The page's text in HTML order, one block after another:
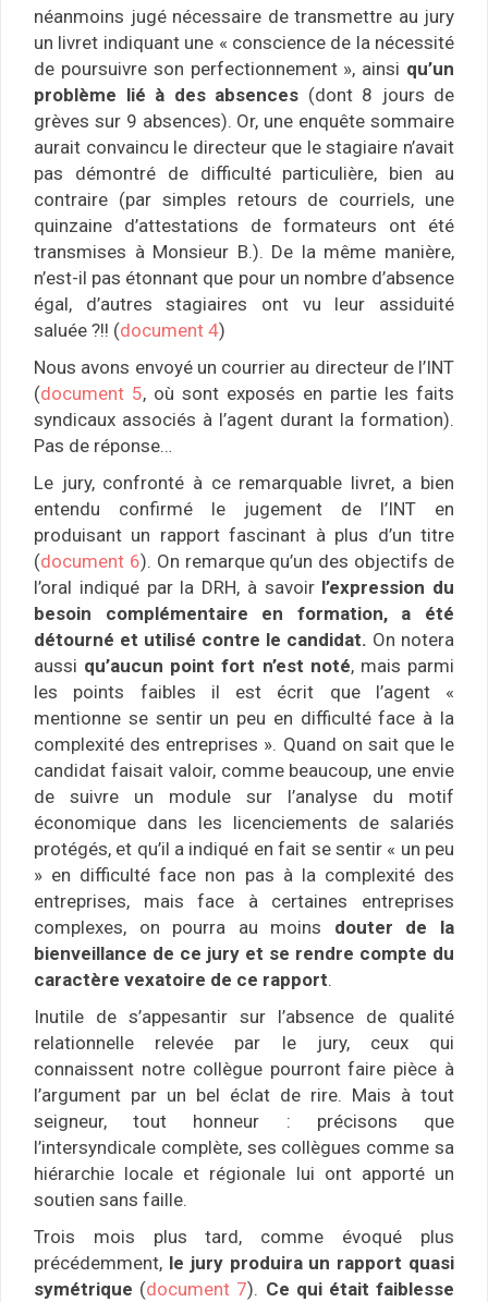
néanmoins jugé nécessaire de transmettre au jury
un livret indiquant une « conscience de la nécessité
de poursuivre son perfectionnement », ainsi qu’un
problème lié à des absences (dont 8 jours de
grèves sur 9 absences). Or, une enquête sommaire
aurait convaincu le directeur que le stagiaire n’avait
pas démontré de difficulté particulière, bien au
contraire (par simples retours de courriels, une
quinzaine d’attestations de formateurs ont été
transmises à Monsieur B.). De la même manière,
n’est-il pas étonnant que pour un nombre d’absence
égal, d’autres stagiaires ont vu leur assiduité
saluée ?!! (document 4)
Nous avons envoyé un courrier au directeur de l’INT
(document 5, où sont exposés en partie les faits
syndicaux associés à l’agent durant la formation).
Pas de réponse…
Le jury, confronté à ce remarquable livret, a bien
entendu confirmé le jugement de l’INT en
produisant un rapport fascinant à plus d’un titre
(document 6). On remarque qu’un des objectifs de
l’oral indiqué par la DRH, à savoir l’expression du
besoin complémentaire en formation, a été
détourné et utilisé contre le candidat. On notera
aussi qu’aucun point fort n’est noté, mais parmi
les points faibles il est écrit que l’agent «
mentionne se sentir un peu en difficulté face à la
complexité des entreprises ». Quand on sait que le
candidat faisait valoir, comme beaucoup, une envie
de suivre un module sur l’analyse du motif
économique dans les licenciements de salariés
protégés, et qu’il a indiqué en fait se sentir « un peu
» en difficulté face non pas à la complexité des
entreprises, mais face à certaines entreprises
complexes, on pourra au moins douter de la
bienveillance de ce jury et se rendre compte du
caractère vexatoire de ce rapport.
Inutile de s’appesantir sur l’absence de qualité
relationnelle relevée par le jury, ceux qui
connaissent notre collègue pourront faire pièce à
l’argument par un bel éclat de rire. Mais à tout
seigneur, tout honneur : précisons que
l’intersyndicale complète, ses collègues comme sa
hiérarchie locale et régionale lui ont apporté un
soutien sans faille.
Trois mois plus tard, comme évoqué plus
précédemment, le jury produira un rapport quasi
symétrique (document 7). Ce qui était faiblesse